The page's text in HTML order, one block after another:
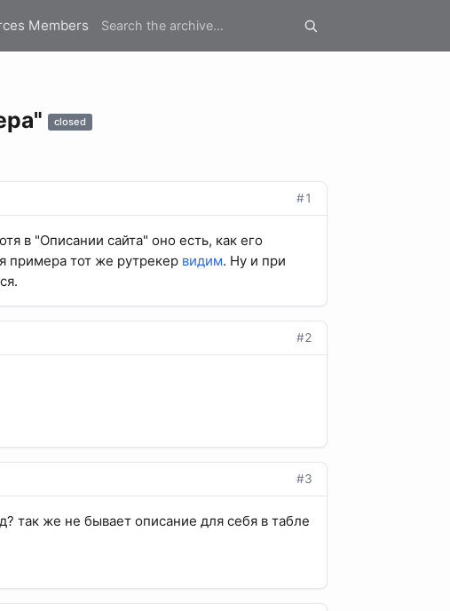
Members
closed
#1
в "Описании сайта" оно есть, как его
примера тот же рутрекер видим. Ну и при
#2
#3
так же не бывает описание для себя в табле